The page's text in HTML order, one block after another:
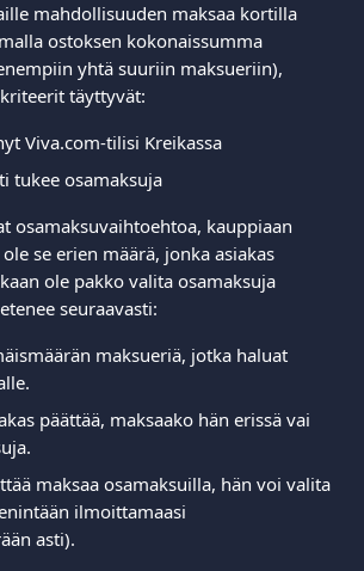
mahdollisuuden maksaa kortilla
ostoksen kokonaissumma
yhtä suuriin maksueriin),
täyttyvät:
Viva.com-tilisi Kreikassa
tukee osamaksuja
osamaksuvaihtoehtoa, kauppiaan
se erien määrä, jonka asiakas
ole pakko valita osamaksuja
seuraavasti:
maksueriä, jotka haluat
päättää, maksaako hän erissä vai
maksaa osamaksuilla, hän voi valita
ilmoittamaasi
asti).